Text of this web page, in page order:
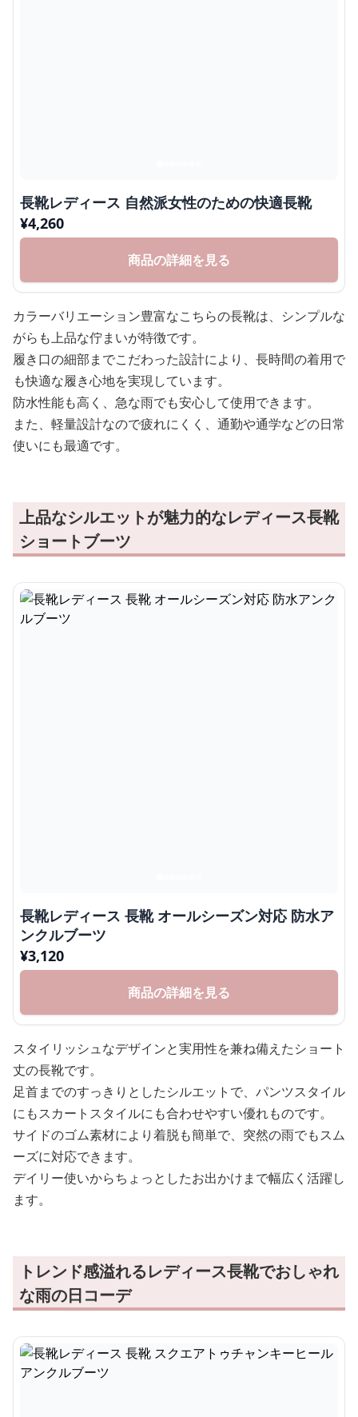
長靴レディース 自然派女性のための快適長靴
¥4,260
商品の詳細を見る
カラーバリエーション豊富なこちらの長靴は、シンプルな
がらも上品な佇まいが特徴です。
履き口の細部までこだわった設計により、長時間の着用で
も快適な履き心地を実現しています。
防水性能も高く、急な雨でも安心して使用できます。
また、軽量設計なので疲れにくく、通勤や通学などの日常
使いにも最適です。
上品なシルエットが魅力的なレディース長靴
ショートブーツ
長靴レディース 長靴 オールシーズン対応 防水ア
ンクルブーツ
¥3,120
商品の詳細を見る
スタイリッシュなデザインと実用性を兼ね備えたショート
丈の長靴です。
足首までのすっきりとしたシルエットで、パンツスタイル
にもスカートスタイルにも合わせやすい優れものです。
サイドのゴム素材により着脱も簡単で、突然の雨でもスム
ーズに対応できます。
デイリー使いからちょっとしたお出かけまで幅広く活躍し
ます。
トレンド感溢れるレディース長靴でおしゃれ
な雨の日コーデ